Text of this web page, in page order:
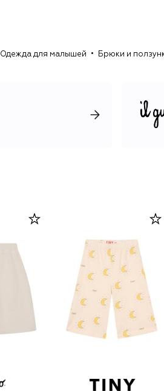
Одежда для малышей Брюки и